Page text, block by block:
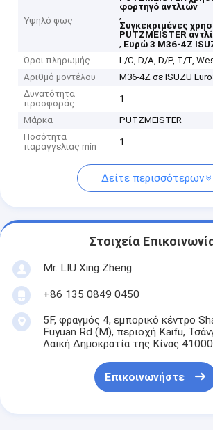
Υψηλό φως
φορτηγό αντλιών
,
Συγκεκριμένες
PUTZMEISTER
, Ευρώ 3 M36-4Z
Όροι πληρωμής
L/C, D/A, D/P, T/T,
Αριθμό μοντέλου
M36-4Z σε ISUZU
Δυνατότητα
προσφοράς
1
Μάρκα
PUTZMEISTER
Ποσότητα
παραγγελίας min
1
Δείτε περισσότερων
Στοιχεία
Mr. LIU Xing Zheng
+86 135 0849 0450
5F, φραγμός 4, εμπορικό κέντρο
Fuyuan Rd (Μ), περιοχή Kaifu,
Λαϊκή Δημοκρατία της Κίνας
Επικοινωνήστε